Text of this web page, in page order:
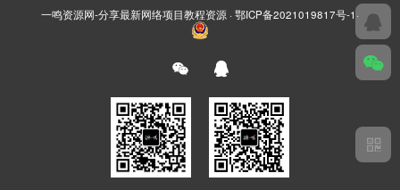
一鸣资源网-分享最新网络项目教程资源 · 鄂ICP备2021019817号-1 ·